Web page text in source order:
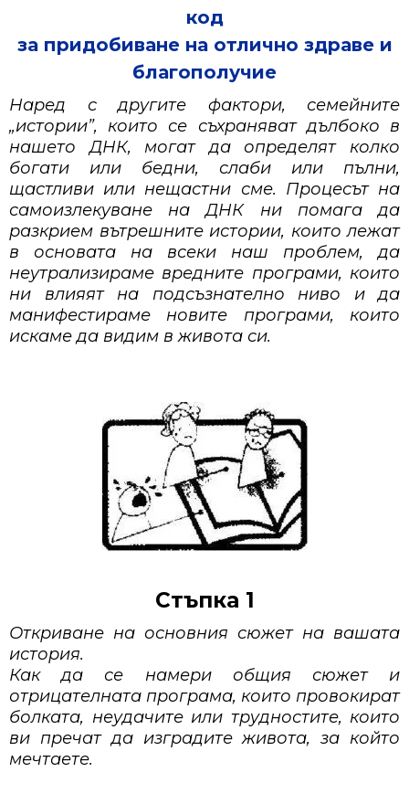
код
за придобиване на отлично здраве и
благополучие
Наред с другите фактори, семейните
„истории”, които се съхраняват дълбоко в
нашето ДНК, могат да определят колко
богати или бедни, слаби или пълни,
щастливи или нещастни сме. Процесът на
самоизлекуване на ДНК ни помага да
разкрием вътрешните истории, които лежат
в основата на всеки наш проблем, да
неутрализираме вредните програми, които
ни влияят на подсъзнателно ниво и да
манифестираме новите програми, които
искаме да видим в живота си.
Стъпка 1
Откриване на основния сюжет на вашата
история.
Как да се намери общия сюжет и
отрицателната програма, които провокират
болката, неудачите или трудностите, които
ви пречат да изградите живота, за който
мечтаете.